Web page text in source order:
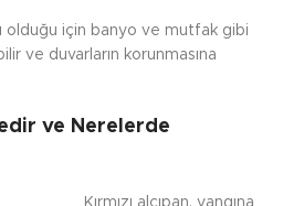
olduğu için banyo ve mutfak gibi
ve duvarların korunmasına
ve Nerelerde
Kırmızı alçıpan, yangına